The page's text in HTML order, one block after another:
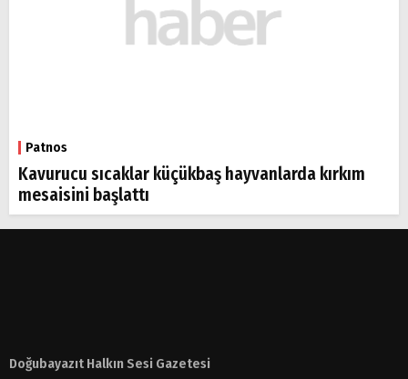
Patnos
Kavurucu sıcaklar küçükbaş hayvanlarda kırkım
mesaisini başlattı
Doğubayazıt Halkın Sesi Gazetesi